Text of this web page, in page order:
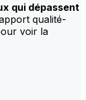
qui dépassent
qualité-
voir la